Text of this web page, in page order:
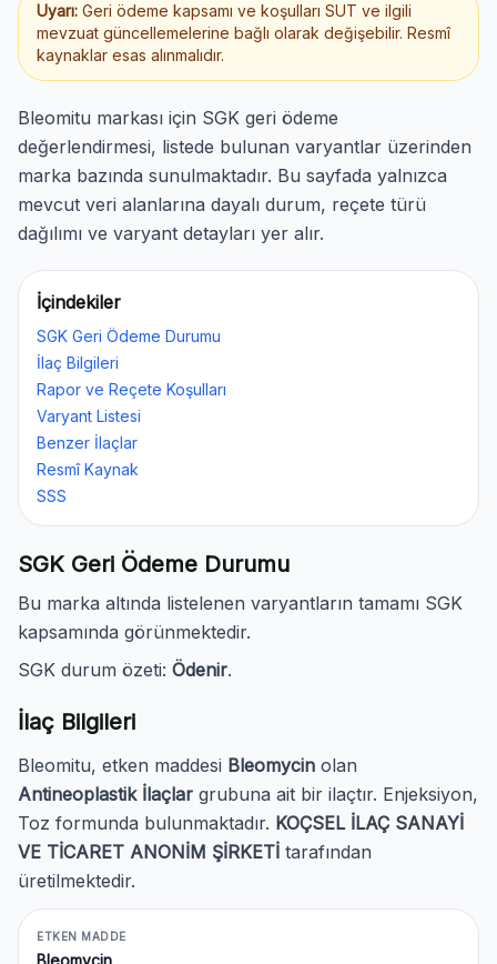
Uyarı: Geri ödeme kapsamı ve koşulları SUT ve ilgili
mevzuat güncellemelerine bağlı olarak değişebilir. Resmî
kaynaklar esas alınmalıdır.
Bleomitu markası için SGK geri ödeme
değerlendirmesi, listede bulunan varyantlar üzerinden
marka bazında sunulmaktadır. Bu sayfada yalnızca
mevcut veri alanlarına dayalı durum, reçete türü
dağılımı ve varyant detayları yer alır.
İçindekiler
SGK Geri Ödeme Durumu
İlaç Bilgileri
Rapor ve Reçete Koşulları
Varyant Listesi
Benzer İlaçlar
Resmî Kaynak
SSS
SGK Geri Ödeme Durumu
Bu marka altında listelenen varyantların tamamı SGK
kapsamında görünmektedir.
SGK durum özeti: Ödenir.
İlaç Bilgileri
Bleomitu, etken maddesi Bleomycin olan
Antineoplastik İlaçlar grubuna ait bir ilaçtır. Enjeksiyon,
Toz formunda bulunmaktadır. KOÇSEL İLAÇ SANAYİ
VE TİCARET ANONİM ŞİRKETİ tarafından
üretilmektedir.
ETKEN MADDE
Bleomycin